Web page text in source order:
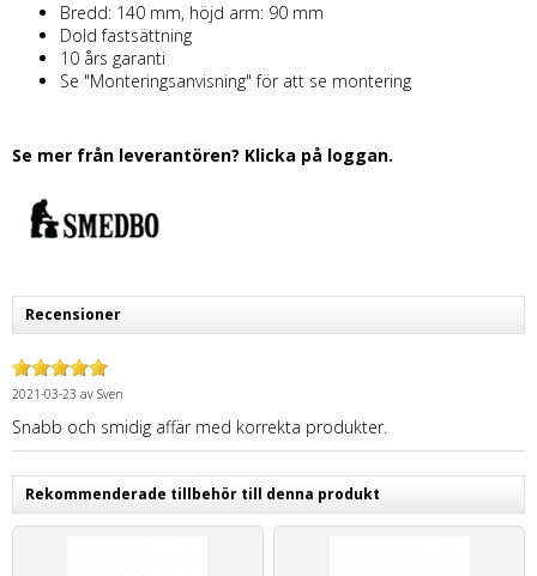
Bredd: 140 mm, höjd arm: 90 mm
Dold fastsättning
10 års garanti
Se "Monteringsanvisning" för att se montering
Se mer från leverantören? Klicka på loggan.
Recensioner
2021-03-23 av Sven
Snabb och smidig affär med korrekta produkter.
Rekommenderade tillbehör till denna produkt